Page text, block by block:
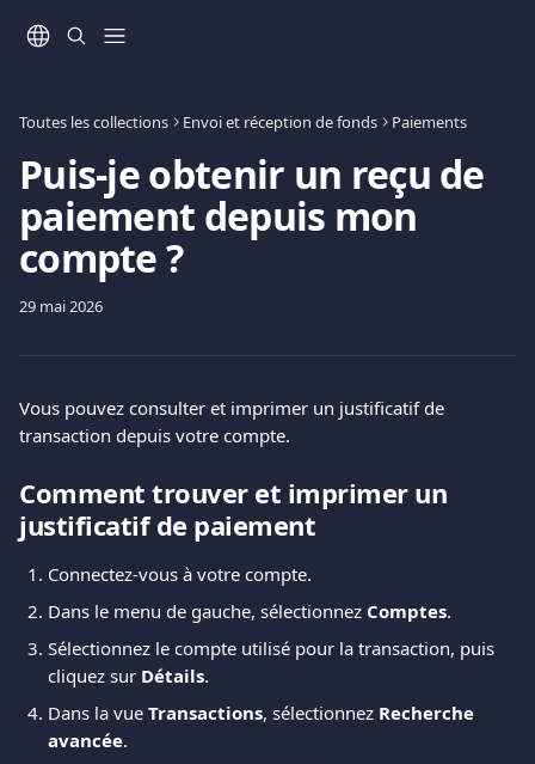
Toutes les collections Envoi et réception de fonds Paiements
Puis-je obtenir un reçu de
paiement depuis mon
compte ?
29 mai 2026
Vous pouvez consulter et imprimer un justificatif de
transaction depuis votre compte.
Comment trouver et imprimer un
justificatif de paiement
Connectez-vous à votre compte.
Dans le menu de gauche, sélectionnez Comptes.
Sélectionnez le compte utilisé pour la transaction, puis
cliquez sur Détails.
Dans la vue Transactions, sélectionnez Recherche
avancée.